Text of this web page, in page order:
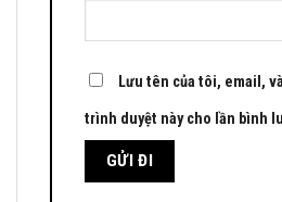
Lưu tên của tôi, email,
trình duyệt này cho lần bình